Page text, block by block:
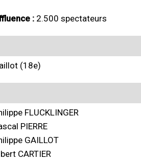
: 2.500 spectateurs
(18e)
FLUCKLINGER
PIERRE
GAILLOT
CARTIER